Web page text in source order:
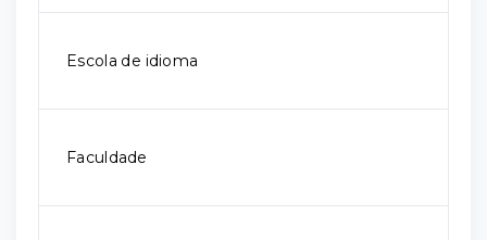
Escola de idioma
Faculdade